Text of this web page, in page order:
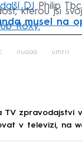
DJ Philip
kterou jsi
Roxy.
musel na
Failed to
hudba úmrtí
TV
v televizi, na